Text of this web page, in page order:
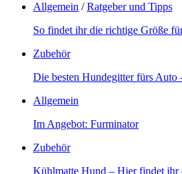
Allgemein /Ratgeber und Tipps
So findet ihr die richtige Größe
Zubehör
Die besten Hundegitter fürs Auto
Allgemein
Im Angebot: Furminator
Zubehör
Kühlmatte Hund – Hier findet ihr